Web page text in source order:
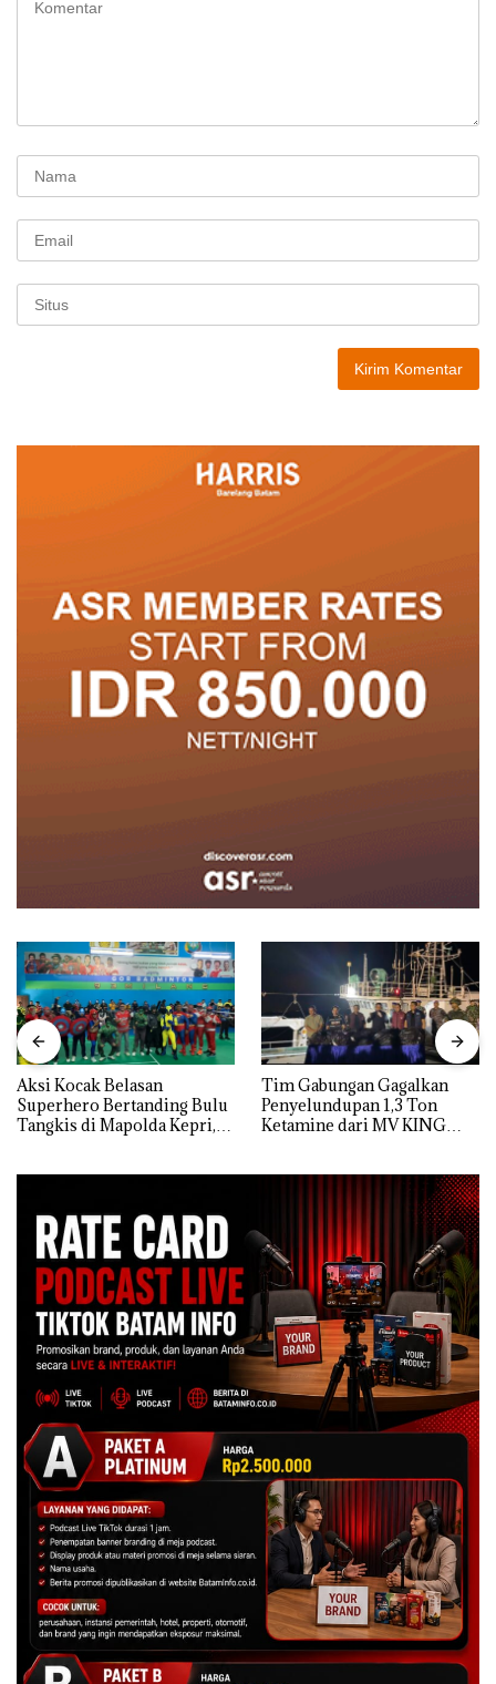
Aksi Kocak Belasan
Superhero Bertanding Bulu
Tangkis di Mapolda Kepri,
Tim Gabungan Gagalkan
Penyelundupan 1,3 Ton
Ketamine dari MV KING